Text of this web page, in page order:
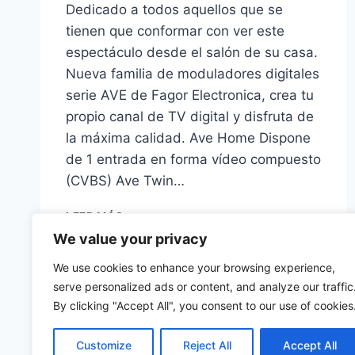
We value your privacy
We use cookies to enhance your browsing experience,
serve personalized ads or content, and analyze our
By clicking "Accept All", you consent to our use of
Customize Reject All Accept All
Dedicado a todos aquellos que se
tienen que conformar con ver este
espectáculo desde el salón de su casa.
Nueva familia de moduladores digitales
serie AVE de Fagor Electronica, crea tu
propio canal de TV digital y disfruta de
la máxima calidad. Ave Home Dispone
de 1 entrada en forma vídeo compuesto
(CVBS) Ave Twin…
LEER MÁS
Y
TWIN,
NUEVOS
MODULADORES
DIGITALES